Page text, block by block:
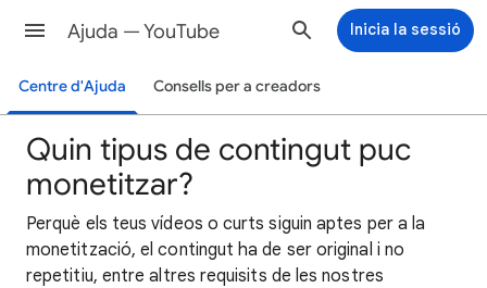
Ajuda — YouTube Inicia la sessió
Centre d'Ajuda Consells per a creadors
Quin tipus de contingut puc
monetitzar?
Perquè els teus vídeos o curts siguin aptes per a la
monetització, el contingut ha de ser original i no
repetitiu, entre altres requisits de les nostres